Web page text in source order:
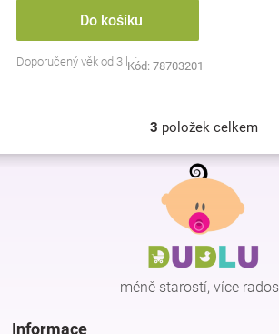
Do košíku
Doporučený věk od 3 letKód: 78703201
O
v
l
d
a
c
í
p
r
3 položek celkem
Z
méně starostí, více
Informace